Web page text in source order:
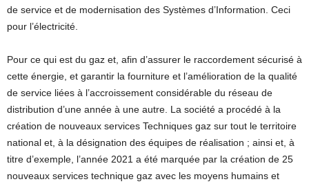
de service et de modernisation des Systèmes d’Information. Ceci
pour l’électricité.
Pour ce qui est du gaz et, afin d’assurer le raccordement sécurisé à
cette énergie, et garantir la fourniture et l’amélioration de la qualité
de service liées à l’accroissement considérable du réseau de
distribution d’une année à une autre. La société a procédé à la
création de nouveaux services Techniques gaz sur tout le territoire
national et, à la désignation des équipes de réalisation ; ainsi et, à
titre d’exemple, l’année 2021 a été marquée par la création de 25
nouveaux services technique gaz avec les moyens humains et